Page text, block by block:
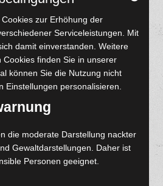
Tumblr
Pinterest
Instagram
X RSS-Feed
Design
Artwork
Fotografie
zur Erhöhung der
Serviceleistungen. Mit
damit einverstanden. Weitere
finden Sie in unserer
können Sie die Nutzung nicht
Einstellungen personalisieren.
die moderate Darstellung nackter
Gewaltdarstellungen. Daher ist
Personen geeignet.